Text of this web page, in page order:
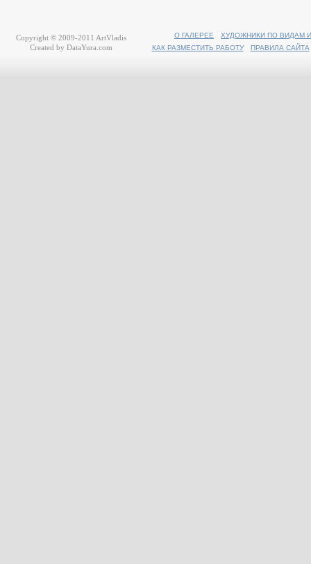
О ГАЛЕРЕЕ
ХУДОЖНИКИ ПО ВИДАМ
КАК РАЗМЕСТИТЬ РАБОТУ
ПРАВИЛА САЙТА
Copyright © 2009-2011 ArtVladis
Created by DataYura.com